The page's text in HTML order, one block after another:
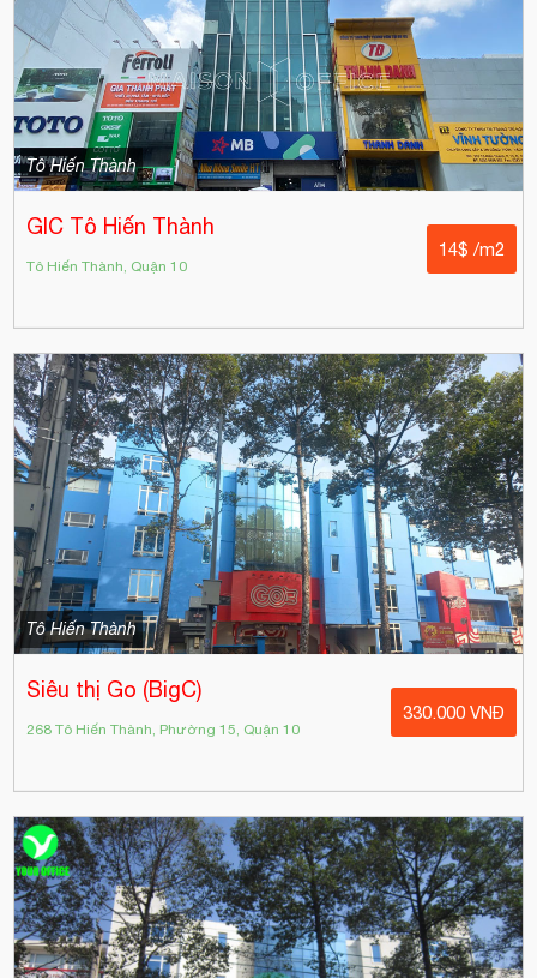
Tô Hiến Thành
GIC Tô Hiến Thành
Tô Hiến Thành, Quận 10
14$ /m2
Tô Hiến Thành
Siêu thị Go (BigC)
268 Tô Hiến Thành, Phường 15, Quận 10
330.000 VNĐ